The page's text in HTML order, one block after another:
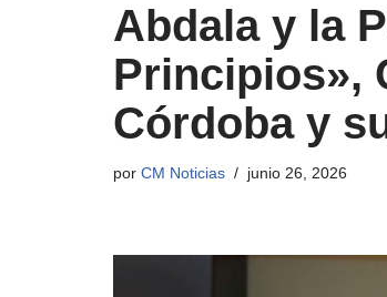
Abdala y la
Principios»,
Córdoba y
por CM Noticias junio 26, 2026